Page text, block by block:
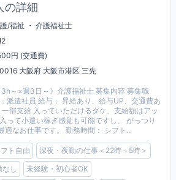
の詳細
/福祉 ・ 介護福祉士
円 (交通費)
大阪府 大阪市港区 三先
～×週3日～》介護福祉士 募集内容 募集職
派遣社員 給与： 昇給あり、給与UP、交通費あ
部支給 入っていただけるダケ、支給額はアッ
って小遣い稼ぎ感覚も可能ですし、 がっつり
適なお仕事です。 勤務時間： シフト...
ト自由
深夜・夜勤の仕事＜22時～5時＞
し
未経験・初心者OK